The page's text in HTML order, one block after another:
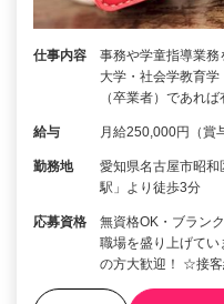
仕事内容
事務や学童指導業務
大学・社会学教育
（卒業者）であれ
給与 月給250,000円（賞
勤務地
愛知県名古屋市昭
駅」より徒歩3分
応募資格
無資格OK・ブラン
職場を盛り上げて
の方大歓迎！ ☆接